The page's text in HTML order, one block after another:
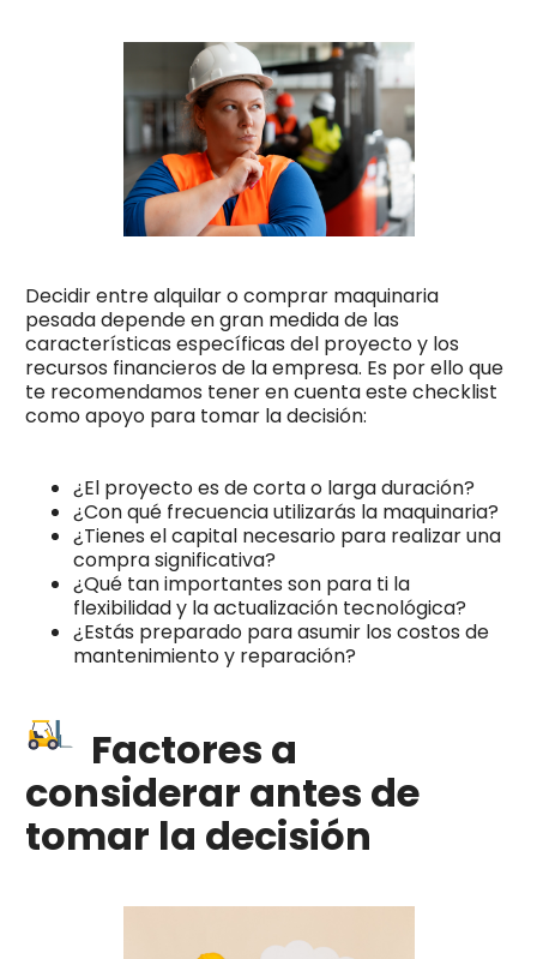
Decidir entre alquilar o comprar maquinaria
pesada depende en gran medida de las
características específicas del proyecto y los
recursos financieros de la empresa. Es por ello que
te recomendamos tener en cuenta este checklist
como apoyo para tomar la decisión:
¿El proyecto es de corta o larga duración?
¿Con qué frecuencia utilizarás la maquinaria?
¿Tienes el capital necesario para realizar una
compra significativa?
¿Qué tan importantes son para ti la
flexibilidad y la actualización tecnológica?
¿Estás preparado para asumir los costos de
mantenimiento y reparación?
Factores a
considerar antes de
tomar la decisión